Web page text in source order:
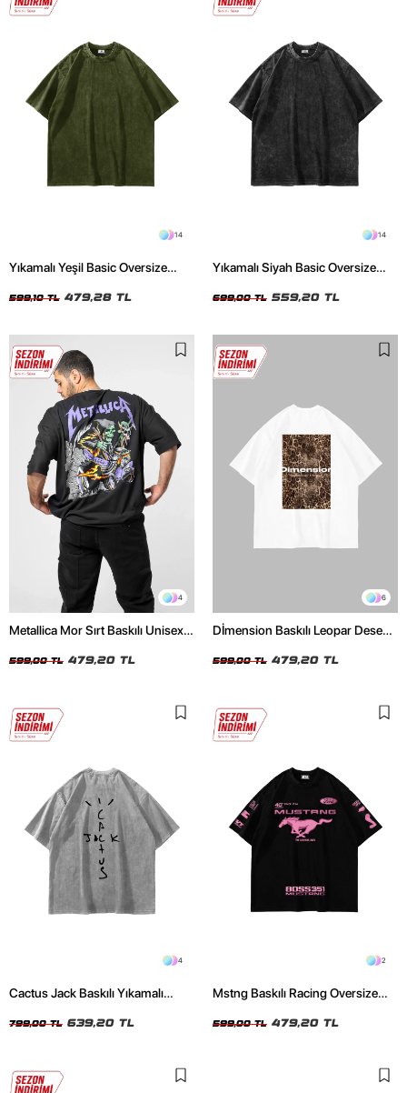
14
Yıkamalı Yeşil Basic Oversize
599,10 TL 479,28 TL
14
Yıkamalı Siyah Basic Oversize
699,00 TL 559,20 TL
4
Metallica Mor Sırt Baskılı Unisex
599,00 TL 479,20 TL
6
Dİmension Baskılı Leopar Desenli
Tshirt
599,00 TL 479,20 TL
4
Cactus Jack Baskılı Yıkamalı
799,00 TL 639,20 TL
2
Mstng Baskılı Racing Oversize
599,00 TL 479,20 TL